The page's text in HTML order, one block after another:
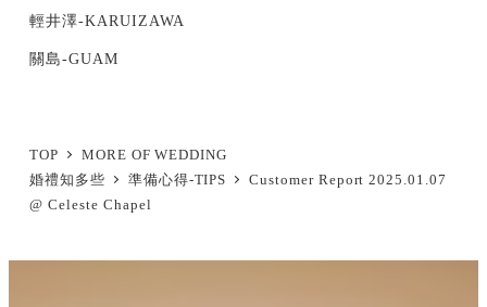
輕井澤-KARUIZAWA
關島-GUAM
TOP
MORE OF WEDDING
婚禮知多些
準備心得-TIPS
Customer Report 2025.01.07
@ Celeste Chapel